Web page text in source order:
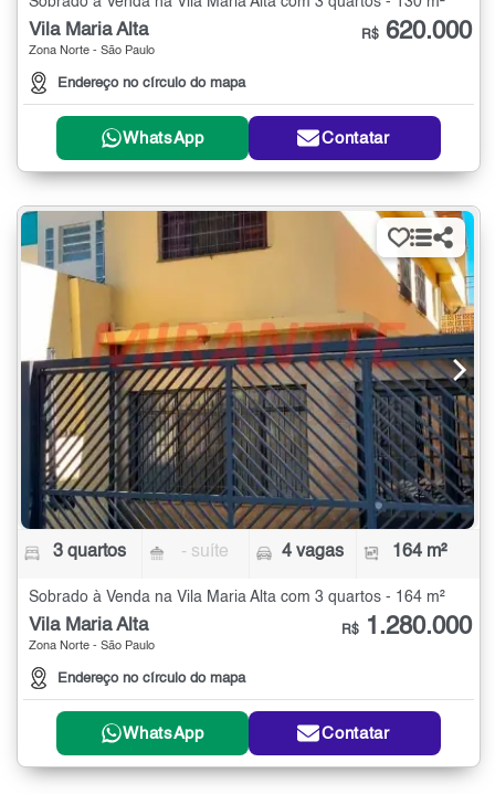
Vila Maria Alta
Zona Norte - São Paulo
Endereço no círculo do mapa
R$ 620.000
WhatsApp Contatar
3 quartos - suíte 4 vagas 164 m²
Sobrado à Venda na Vila Maria Alta com 3 quartos - 164 m²
Vila Maria Alta
Zona Norte - São Paulo
Endereço no círculo do mapa
R$ 1.280.000
WhatsApp Contatar